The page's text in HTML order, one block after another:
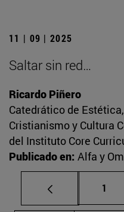
11 | 09 | 2025
Saltar sin red…
Ricardo Piñero
Catedrático de
Cristianismo y Cultura
del Instituto Core
Publicado en: Alfa y
1